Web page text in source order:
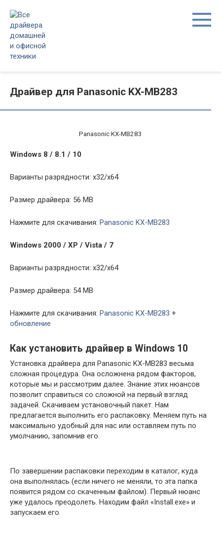
контенту
Драйвер для Panasonic KX-MB283
Panasonic KX-MB283
Windows 8 / 8.1 / 10
Варианты разрядности: x32/x64
Размер драйвера: 56 MB
Нажмите для скачивания: Panasonic KX-MB283
Windows 2000 / XP / Vista / 7
Варианты разрядности: x32/x64
Размер драйвера: 54 MB
Нажмите для скачивания: Panasonic KX-MB283 +
обновление
Как установить драйвер в Windows 10
Установка драйвера для Panasonic KX-MB283 весьма
сложная процедура. Она осложнена рядом факторов,
которые мы и рассмотрим далее. Знание этих нюансов
позволит справиться со сложной на первый взгляд
задачей. Скачиваем установочный пакет. Нам
предлагается выполнить его распаковку. Меняем путь на
максимально удобный для нас или оставляем путь по
умолчанию, запомнив его.
По завершении распаковки переходим в каталог, куда
она выполнялась (если ничего не меняли, то эта папка
появится рядом со скаченным файлом). Первый нюанс
уже удалось преодолеть. Находим файл «Install.exe» и
запускаем его.